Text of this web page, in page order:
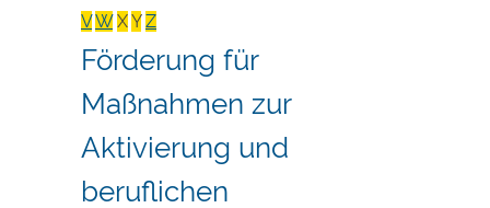
VW XY Z
Förderung für
Maßnahmen zur
Aktivierung und
beruflichen